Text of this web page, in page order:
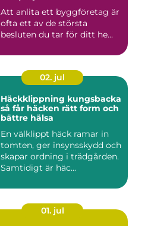
Att anlita ett byggföretag är
ofta ett av de största
besluten du tar för ditt he...
02. jul
Häckklippning kungsbacka
så får häcken rätt form och
bättre hälsa
En välklippt häck ramar in
tomten, ger insynsskydd och
skapar ordning i trädgården.
Samtidigt är häc...
01. jul